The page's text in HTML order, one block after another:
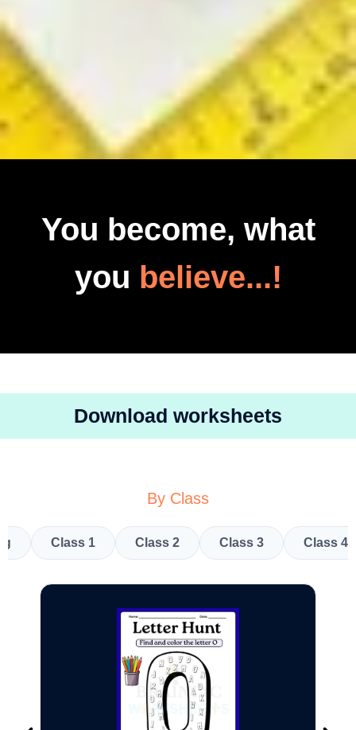
You become, what
you believe...!
Download worksheets
By Class
Class 1 Class 2 Class 3 Class 4